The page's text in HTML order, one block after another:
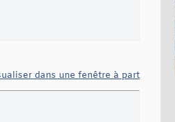
dans une fenêtre à part